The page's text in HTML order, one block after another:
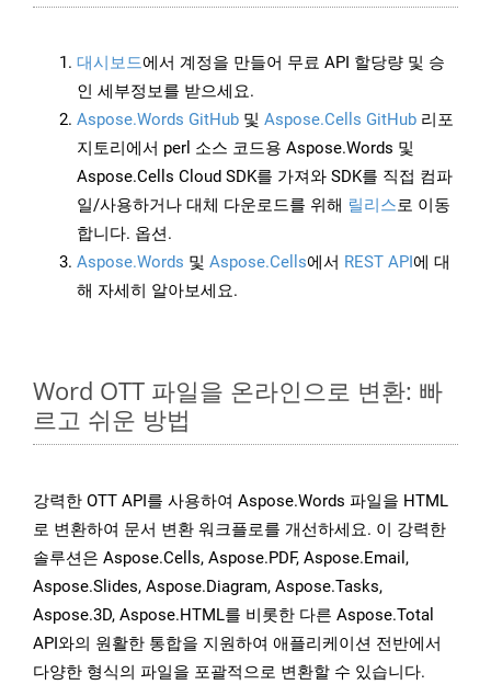
대시보드에서 계정을 만들어 무료 API 할당량 및 승
인 세부정보를 받으세요.
Aspose.Words GitHub 및 Aspose.Cells GitHub 리포
지토리에서 perl 소스 코드용 Aspose.Words 및
Aspose.Cells Cloud SDK를 가져와 SDK를 직접 컴파
일/사용하거나 대체 다운로드를 위해 릴리스로 이동
합니다. 옵션.
Aspose.Words 및 Aspose.Cells에서 REST API에 대
해 자세히 알아보세요.
Word OTT 파일을 온라인으로 변환: 빠
르고 쉬운 방법
강력한 OTT API를 사용하여 Aspose.Words 파일을 HTML
로 변환하여 문서 변환 워크플로를 개선하세요. 이 강력한
솔루션은 Aspose.Cells, Aspose.PDF, Aspose.Email,
Aspose.Slides, Aspose.Diagram, Aspose.Tasks,
Aspose.3D, Aspose.HTML를 비롯한 다른 Aspose.Total
API와의 원활한 통합을 지원하여 애플리케이션 전반에서
다양한 형식의 파일을 포괄적으로 변환할 수 있습니다.